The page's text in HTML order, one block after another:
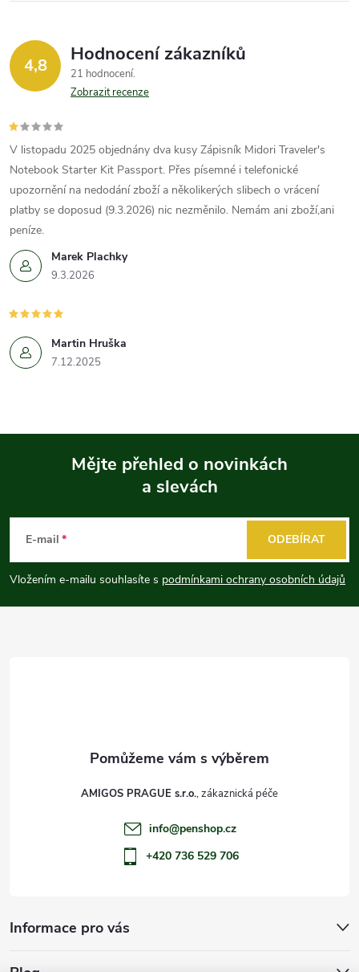
4,8 Hodnocení zákazníků
21 hodnocení
Zobrazit recenze
Marek Plachky
9.3.2026
V listopadu 2025 objednány dva kusy Zápisník Midori Traveler's
Notebook Starter Kit Passport. Přes písemné i telefonické
upozornění na nedodání zboží a několikerých slibech o vrácení
platby se doposud (9.3.2026) nic nezměnilo. Nemám ani zboží,ani
peníze.
Martin Hruška
7.12.2025
p
a
Mějte přehled o novinkách
a slevách
E-mail
Vložením e-mailu souhlasíte s podmínkami ochrany osobních údajů
ODEBÍRAT
Informace pro vás
AMIGOS PRAGUE s.r.o.
info@penshop.cz
+420 736 529 706